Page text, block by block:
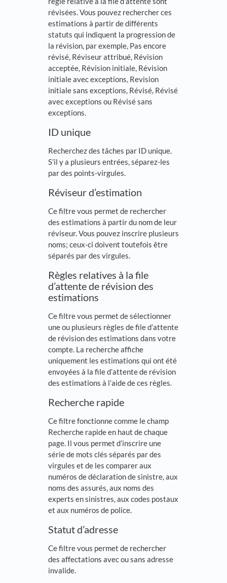
révisées. Vous pouvez rechercher ces
estimations à partir de différents
statuts qui indiquent la progression de
la révision, par exemple, Pas encore
révisé, Réviseur attribué, Révision
acceptée, Révision initiale, Révision
initiale avec exceptions, Revision
initiale sans exceptions, Révisé, Révisé
avec exceptions ou Révisé sans
exceptions.
ID unique
Recherchez des tâches par ID unique.
S’il y a plusieurs entrées, séparez-les
par des points-virgules.
Réviseur d’estimation
Ce filtre vous permet de rechercher
des estimations à partir du nom de leur
réviseur. Vous pouvez inscrire plusieurs
noms; ceux-ci doivent toutefois être
séparés par des virgules.
Règles relatives à la file
d’attente de révision des
estimations
Ce filtre vous permet de sélectionner
une ou plusieurs règles de file d’attente
de révision des estimations dans votre
compte. La recherche affiche
uniquement les estimations qui ont été
envoyées à la file d’attente de révision
des estimations à l’aide de ces règles.
Recherche rapide
Ce filtre fonctionne comme le champ
Recherche rapide en haut de chaque
page. Il vous permet d’inscrire une
série de mots clés séparés par des
virgules et de les comparer aux
numéros de déclaration de sinistre, aux
noms des assurés, aux noms des
experts en sinistres, aux codes postaux
et aux numéros de police.
Statut d’adresse
Ce filtre vous permet de rechercher
des affectations avec ou sans adresse
invalide.